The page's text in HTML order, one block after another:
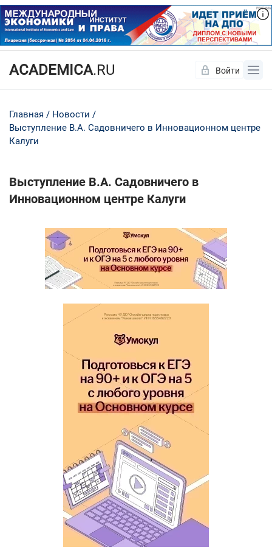
ACADEMICA.RU Войти
Главная
Новости
Выступление В.А. Садовничего в Инновационном центре
Калуги
Выступление В.А. Садовничего в
Инновационном центре Калуги
Да Нет